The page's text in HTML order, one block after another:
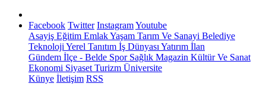
Facebook Twitter InstagramYoutube
Asayiş Eğitim EmlakYaşam Tarım Ve Sanayi Belediye
Teknoloji Yerel Tanıtım İş Dünyası Yatırım İlan
Gündem İlçe - Belde SporSağlık Magazin Kültür Ve Sanat
Ekonomi Siyaset Turizm Üniversite
Künye İletişim RSS